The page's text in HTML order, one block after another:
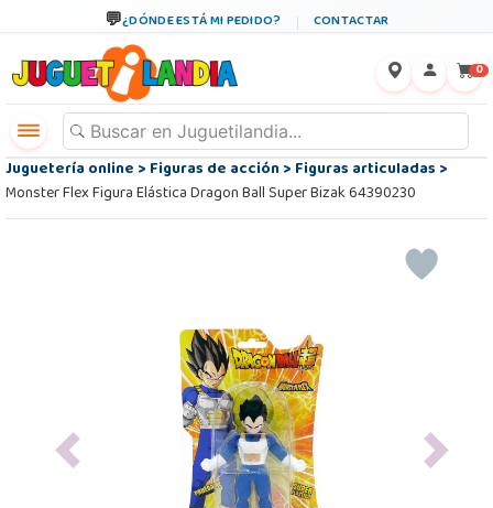
¿DÓNDE ESTÁ MI PEDIDO? CONTACTAR
0
Juguetería online>Figuras de acción>Figuras articuladas>
Monster Flex Figura Elástica Dragon Ball Super Bizak 64390230
Previous Next